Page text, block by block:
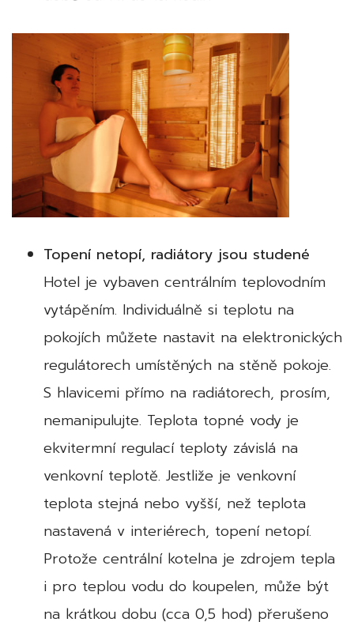
Topení netopí, radiátory jsou studené
Hotel je vybaven centrálním teplovodním
vytápěním. Individuálně si teplotu na
pokojích můžete nastavit na elektronických
regulátorech umístěných na stěně pokoje.
S hlavicemi přímo na radiátorech, prosím,
nemanipulujte. Teplota topné vody je
ekvitermní regulací teploty závislá na
venkovní teplotě. Jestliže je venkovní
teplota stejná nebo vyšší, než teplota
nastavená v interiérech, topení netopí.
Protože centrální kotelna je zdrojem tepla
i pro teplou vodu do koupelen, může být
na krátkou dobu (cca 0,5 hod) přerušeno